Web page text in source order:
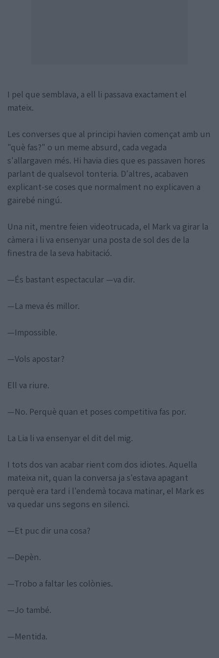
I pel que semblava, a ell li passava exactament el
mateix.
Les converses que al principi havien començat amb un
"què fas?" o un meme absurd, cada vegada
s'allargaven més. Hi havia dies que es passaven hores
parlant de qualsevol tonteria. D'altres, acabaven
explicant-se coses que normalment no explicaven a
gairebé ningú.
Una nit, mentre feien videotrucada, el Mark va girar la
càmera i li va ensenyar una posta de sol des de la
finestra de la seva habitació.
—És bastant espectacular —va dir.
—La meva és millor.
—Impossible.
—Vols apostar?
Ell va riure.
—No. Perquè quan et poses competitiva fas por.
La Lia li va ensenyar el dit del mig.
I tots dos van acabar rient com dos idiotes. Aquella
mateixa nit, quan la conversa ja s'estava apagant
perquè era tard i l'endemà tocava matinar, el Mark es
va quedar uns segons en silenci.
—Et puc dir una cosa?
—Depèn.
—Trobo a faltar les colònies.
—Jo també.
—Mentida.